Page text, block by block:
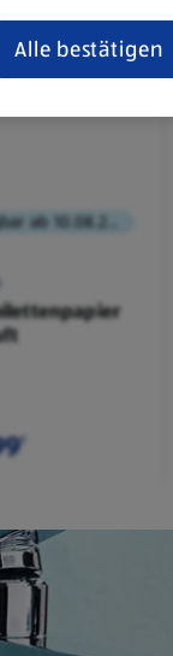
¹
Alle bestätigen